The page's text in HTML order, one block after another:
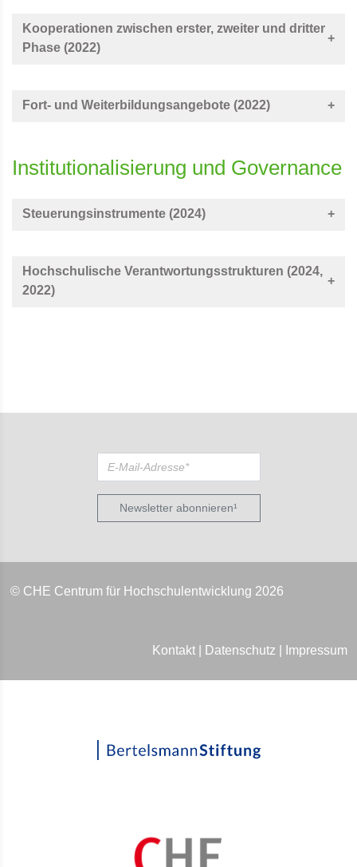
Kooperationen zwischen erster, zweiter und dritter
Phase (2022)
Fort- und Weiterbildungsangebote (2022)
Institutionalisierung und Governance
Steuerungsinstrumente (2024)
Hochschulische Verantwortungsstrukturen (2024,
2022)
Newsletter abonnieren¹
© CHE Centrum für Hochschulentwicklung 2026
Kontakt| Datenschutz Impressum